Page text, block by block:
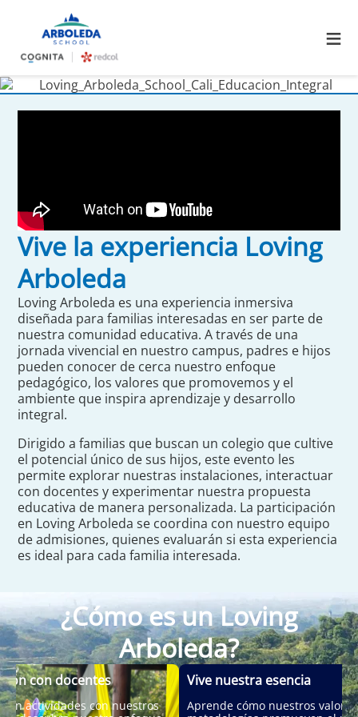
≡
Vive la experiencia Loving
Arboleda
Loving Arboleda es una experiencia inmersiva
diseñada para familias interesadas en ser parte de
nuestra comunidad educativa. A través de una
jornada vivencial en nuestro campus, padres e hijos
pueden conocer de cerca nuestro enfoque
pedagógico, los valores que promovemos y el
ambiente que inspira aprendizaje y desarrollo
integral.
Dirigido a familias que buscan un colegio que cultive
el potencial único de sus hijos, este evento les
permite explorar nuestras instalaciones, interactuar
con docentes y experimentar nuestra propuesta
educativa de manera personalizada. La participación
en Loving Arboleda se coordina con nuestro equipo
de admisiones, quienes evaluarán si esta experiencia
es ideal para cada familia interesada.
¿Cómo es un Loving
Arboleda?
con docentes
en actividades con nuestros
Vive nuestra esencia
Aprende cómo nuestros